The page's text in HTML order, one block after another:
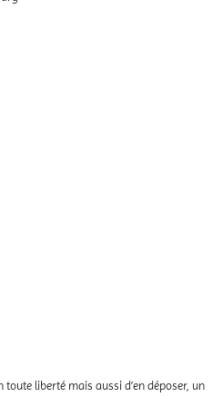
liberté mais aussi d’en déposer, un